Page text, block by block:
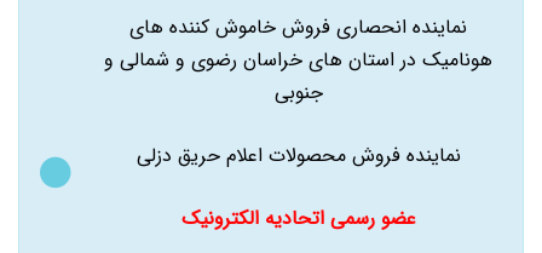
نماینده انحصاری فروش خاموش کننده های
هونامیک در استان های خراسان رضوی و شمالی و
جنوبی
نماینده فروش محصولات اعلام حریق دزلی
عضو رسمی اتحادیه الکترونیک